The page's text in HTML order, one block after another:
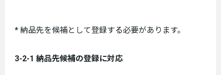
* 納品先を候補として登録する必要があります。
3-2-1 納品先候補の登録に対応